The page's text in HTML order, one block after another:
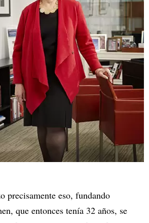
precisamente eso, fundando
que entonces tenía 32 años, se